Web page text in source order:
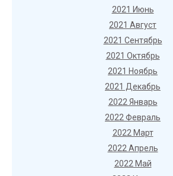
2021 Июнь
2021 Август
2021 Сентябрь
2021 Октябрь
2021 Ноябрь
2021 Декабрь
2022 Январь
2022 Февраль
2022 Март
2022 Апрель
2022 Май